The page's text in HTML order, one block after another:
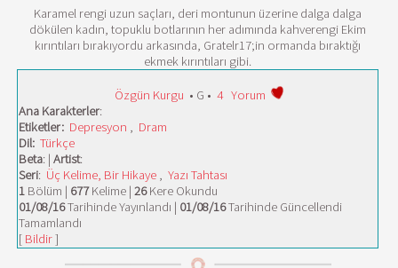
Karamel rengi uzun saçları, deri montunun üzerine dalga dalga
dökülen kadın, topuklu botlarının her adımında kahverengi Ekim
kırıntıları bırakıyordu arkasında, Gratelr17;in ormanda bıraktığı
ekmek kırıntıları gibi.
Özgün Kurgu • G • 4 Yorum
Ana Karakterler:
Etiketler: Depresyon , Dram
Dil: Türkçe
Beta: | Artist:
Seri: Üç Kelime, Bir Hikaye , Yazı Tahtası
1 Bölüm | 677Kelime | 26Kere Okundu
01/08/16Tarihinde Yayınlandı | 01/08/16Tarihinde Güncellendi
Tamamlandı
[ Bildir]